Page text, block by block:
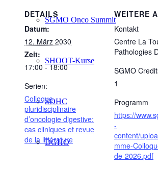
SGMO Onco Summit
SHOOT-Kurse
SOHC
DGHO
DETAILS
Datum:
12. März 2030
Zeit:
17:00 - 18:00
Serien:
Colloque
pluridisciplinaire
d’oncologie digestive:
cas cliniques et revue
de la littérature
WEITERE
Kontakt
Centre La
Pathologies
SGMO
1
Programm
https://
-
content/
mme-
de-2026.pdf